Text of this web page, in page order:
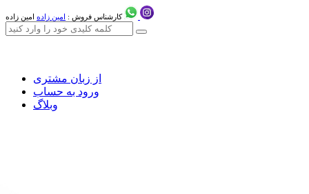
کارشناس فروش : امین زاده امین زاده
از زبان مشتری
ورود به حساب
وبلاگ